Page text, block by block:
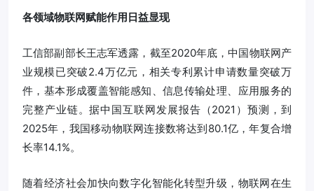
各领域物联网赋能作用日益显现
工信部副部长王志军透露，截至2020年底，中国物联网产
业规模已突破2.4万亿元，相关专利累计申请数量突破万
件，基本形成覆盖智能感知、信息传输处理、应用服务的
完整产业链。据中国互联网发展报告（2021）预测，到
2025年，我国移动物联网连接数将达到80.1亿，年复合增
长率14.1%。
随着经济社会加快向数字化智能化转型升级，物联网在生